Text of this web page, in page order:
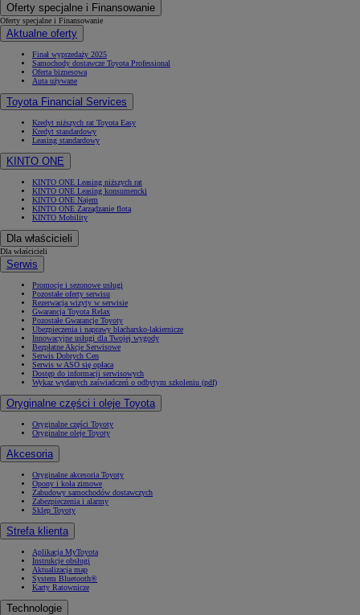
Oferty specjalne i Finansowanie
Oferty specjalne i Finansowanie
Aktualne oferty
Finał wyprzedaży 2025
Samochody dostawcze Toyota Professional
Oferta biznesowa
Auta używane
Toyota Financial Services
Kredyt niższych rat Toyota Easy
Kredyt standardowy
Leasing standardowy
KINTO ONE
KINTO ONE Leasing niższych rat
KINTO ONE Leasing konsumencki
KINTO ONE Najem
KINTO ONE Zarządzanie flotą
KINTO Mobility
Dla właścicieli
Dla właścicieli
Serwis
Promocje i sezonowe usługi
Pozostałe oferty serwisu
Rezerwacja wizyty w serwisie
Gwarancja Toyota Relax
Pozostałe Gwarancje Toyoty
Ubezpieczenia i naprawy blacharsko-lakiernicze
Innowacyjne usługi dla Twojej wygody
Bezpłatne Akcje Serwisowe
Serwis Dobrych Cen
Serwis w ASO się opłaca
Dostęp do informacji serwisowych
Wykaz wydanych zaświadczeń o odbytym szkoleniu (pdf)
Oryginalne części i oleje Toyota
Oryginalne części Toyoty
Oryginalne oleje Toyoty
Akcesoria
Oryginalne akcesoria Toyoty
Opony i koła zimowe
Zabudowy samochodów dostawczych
Zabezpieczenia i alarmy
Sklep Toyoty
Strefa klienta
Aplikacja MyToyota
Instrukcje obsługi
Aktualizacja map
System Bluetooth®
Karty Ratownicze
Technologie